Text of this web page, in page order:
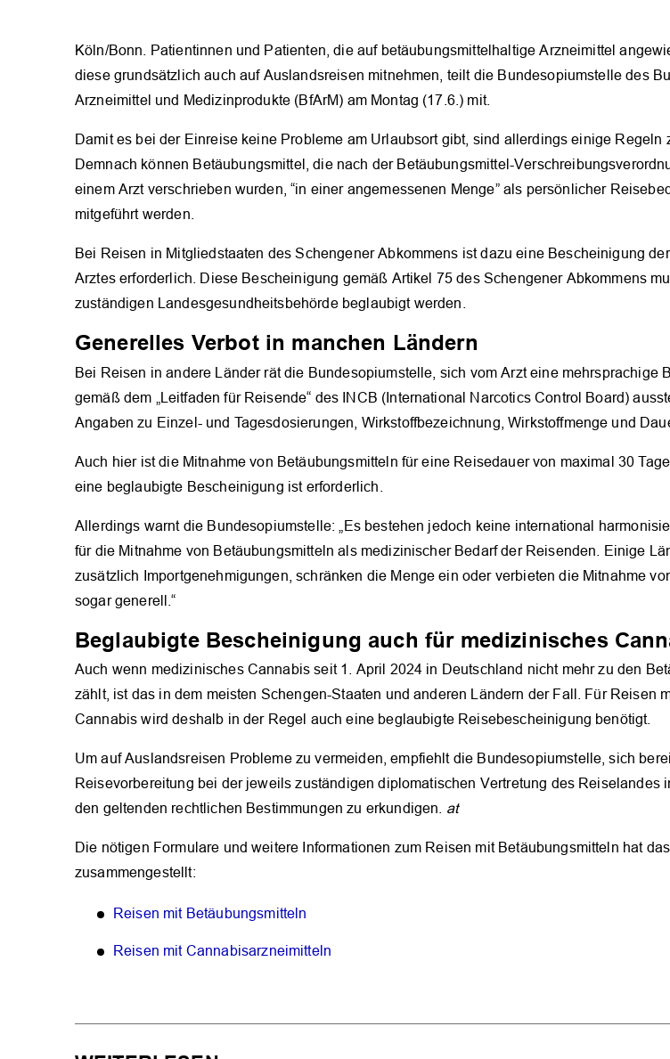
Köln/Bonn. Patientinnen und Patienten, die auf betäubungsmittelhaltige Arzneimittel
diese grundsätzlich auch auf Auslandsreisen mitnehmen, teilt die Bundesopiumstelle des
Arzneimittel und Medizinprodukte (BfArM) am Montag (17.6.) mit.
Damit es bei der Einreise keine Probleme am Urlaubsort gibt, sind allerdings einige Regeln
Demnach können Betäubungsmittel, die nach der Betäubungsmittel-
einem Arzt verschrieben wurden, “in einer angemessenen Menge” als persönlicher
mitgeführt werden.
Bei Reisen in Mitgliedstaaten des Schengener Abkommens ist dazu eine Bescheinigung
Arztes erforderlich. Diese Bescheinigung gemäß Artikel 75 des Schengener Abkommens
zuständigen Landesgesundheitsbehörde beglaubigt werden.
Generelles Verbot in manchen Ländern
Bei Reisen in andere Länder rät die Bundesopiumstelle, sich vom Arzt eine mehrsprachige
gemäß dem „Leitfaden für Reisende“ des INCB (International Narcotics Control Board)
Angaben zu Einzel- und Tagesdosierungen, Wirkstoffbezeichnung, Wirkstoffmenge und
Auch hier ist die Mitnahme von Betäubungsmitteln für eine Reisedauer von maximal 30
eine beglaubigte Bescheinigung ist erforderlich.
Allerdings warnt die Bundesopiumstelle: „Es bestehen jedoch keine international
für die Mitnahme von Betäubungsmitteln als medizinischer Bedarf der Reisenden. Einige
zusätzlich Importgenehmigungen, schränken die Menge ein oder verbieten die Mitnahme
sogar generell.“
Beglaubigte Bescheinigung auch für medizinisches
Auch wenn medizinisches Cannabis seit 1. April 2024 in Deutschland nicht mehr zu den
zählt, ist das in dem meisten Schengen-Staaten und anderen Ländern der Fall. Für Reisen
Cannabis wird deshalb in der Regel auch eine beglaubigte Reisebescheinigung benötigt.
Um auf Auslandsreisen Probleme zu vermeiden, empfiehlt die Bundesopiumstelle, sich
Reisevorbereitung bei der jeweils zuständigen diplomatischen Vertretung des Reiselandes
den geltenden rechtlichen Bestimmungen zu erkundigen. at
Die nötigen Formulare und weitere Informationen zum Reisen mit Betäubungsmitteln hat
zusammengestellt:
Reisen mit Betäubungsmitteln
Reisen mit Cannabisarzneimitteln